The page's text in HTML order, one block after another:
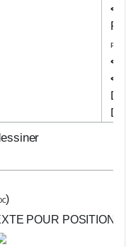
DE
)
POUR